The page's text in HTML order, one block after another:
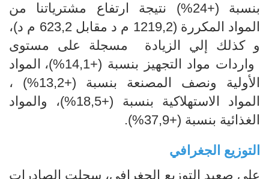
بنسبة (+24%) نتيجة ارتفاع مشترياتنا من
المواد المكررة (1219,2 م د مقابل 623,2 م د)،
و كذلك إلي الزيادة مسجلة على مستوى
واردات مواد التجهيز بنسبة (+14,1%)، المواد
الأولية ونصف المصنعة بنسبة (+13,2%) ،
المواد الاستهلاكية بنسبة (+18,5%)، والمواد
الغذائية بنسبة (+37,9%).
التوزيع الجغرافي
على صعيد التوزيع الجغرافي، سجلت الصادرات